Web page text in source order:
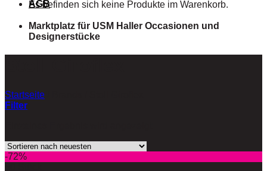
Es befinden sich keine Produkte im Warenkorb.
AGB
Marktplatz für USM Haller Occasionen und
Designerstücke
Startseite
Filter
-72%